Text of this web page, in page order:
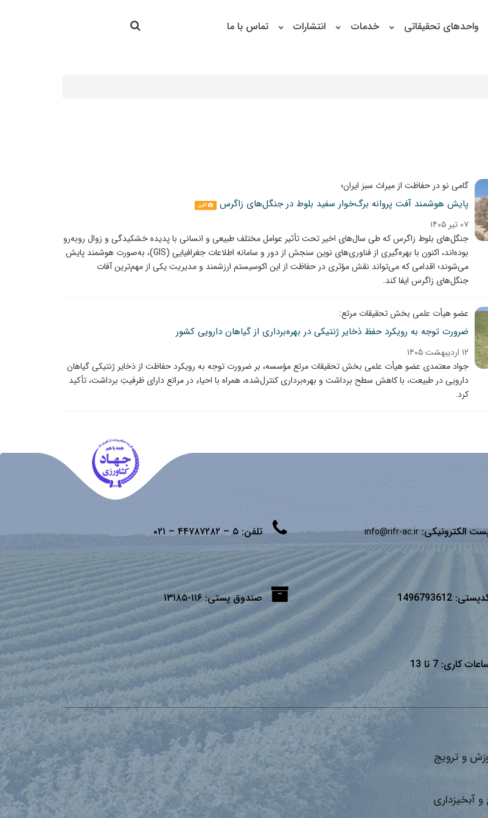
واحدهای تحقیقاتی خدمات انتشارات تماس با ما جستجو
گامی نو در حفاظت از میراث سبز ایران؛
پایش هوشمند آفت پروانه برگ‌خوار سفید بلوط در جنگل‌های زاگرس گالری
۰۷ تیر ۱۴۰۵
جنگل‌های بلوط زاگرس که طی سال‌های اخیر تحت تأثیر عوامل مختلف طبیعی و انسانی با پدیده خشکیدگی و زوال روبه‌رو
بوده‌اند، اکنون با بهره‌گیری از فناوری‌های نوین سنجش از دور و سامانه اطلاعات جغرافیایی (GIS)، به‌صورت هوشمند پایش
می‌شوند؛ اقدامی که می‌تواند نقش مؤثری در حفاظت از این اکوسیستم ارزشمند و مدیریت یکی از مهم‌ترین آفات
جنگل‌های زاگرس ایفا کند.
عضو هیأت علمی بخش تحقیقات مرتع:
ضرورت توجه به رویکرد حفظ ذخایر ژنتیکی در بهره‌‌برداری از گیاهان دارویی کشور
۱۲ اردیبهشت ۱۴۰۵
جواد معتمدی عضو هیأت علمی بخش تحقیقات مرتع مؤسسه، بر ضرورت توجه به رویکرد حفاظت از ذخایر ژنتیکی گیاهان
‌‌دارویی در طبیعت، با کاهش سطح برداشت و بهره‌‌برداری کنترل‌‌‌‌شده، همراه با احیاء در مراتع دارای ظرفیتِ برداشت، تأکید
کرد.
الکترونیکی:info@rifr-ac.ir تلفن:۵ – ۴۴۷۸۷۲۸۲ – ۰۲۱
1496793612 صندوق پستی:۱۱۶-۱۳۱۸۵
کاری:7 تا 13
و ترویج
آبخیزداری